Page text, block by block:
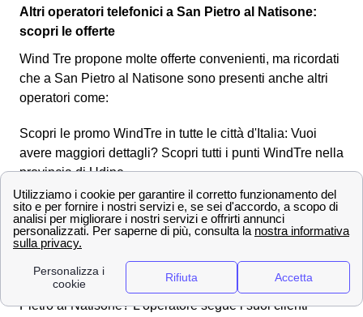
Altri operatori telefonici a San Pietro al Natisone:
scopri le offerte
Wind Tre propone molte offerte convenienti, ma ricordati
che a San Pietro al Natisone sono presenti anche altri
operatori come:
Scopri le promo WindTre in tutte le città d'Italia: Vuoi
avere maggiori dettagli? Scopri tutti i punti WindTre nella
provincia di Udine
Contatta i numeri dell'assistenza clienti Wind Tre a
San Pietro al Natisone
Effettuare una disdetta con Wind Tre a San Pietro al
Come fare per disdire un contratto con Wind Tre a San
Pietro al Natisone? L'operatore segue i suoi clienti